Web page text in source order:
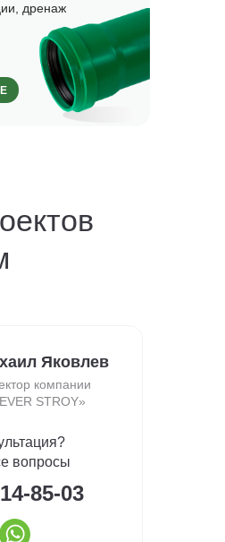
дренаж
вопросы
85-03
Яковлев
компании
STROY»